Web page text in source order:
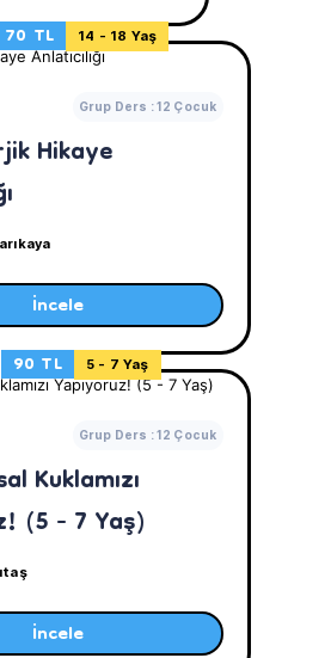
70 TL 14 - 18 Yaş
Grup Ders : 12 Çocuk
Hikaye
İncele
90 TL 5 - 7 Yaş
Grup Ders : 12 Çocuk
Kuklamızı
(5 - 7 Yaş)
İncele